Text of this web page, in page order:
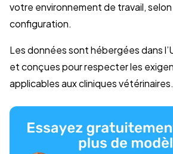
votre environnement de travail,
configuration.
Les données sont hébergées dans
et conçues pour respecter les
applicables aux cliniques vétérinaires.